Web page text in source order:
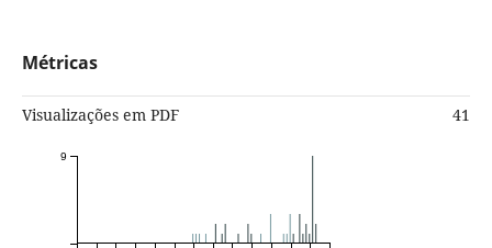
Métricas
Visualizações em PDF 41
9